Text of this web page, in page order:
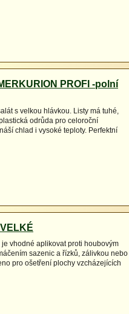
PROFI -polní
s velkou hlávkou. Listy má tuhé,
odrůda pro celoroční
chlad i vysoké teploty. Perfektní
vhodné aplikovat proti houbovým
sazenic a řízků, zálivkou nebo
pro ošetření plochy vzcházejících